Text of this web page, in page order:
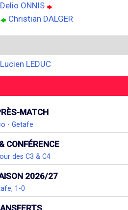
Delio ONNIS
Christian DALGER
Lucien LEDUC
MATCH
- Getafe
CONFÉRENCE
des C3 & C4
2026/27
1-0